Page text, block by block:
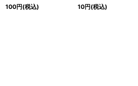
100円(税込)
10円(税込)